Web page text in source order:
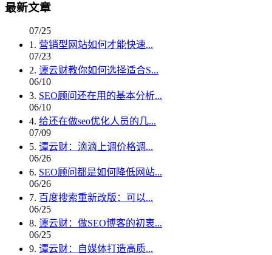
最新文章
07/25
1. 营销型网站如何才能快速...
07/23
2. 谭云财教你如何选择适合S...
06/10
3. SEO顾问还在用的基本分析...
06/10
4. 给还在做seo优化人员的几...
07/09
5. 谭云财：滴滴上调价格调...
06/26
6. SEO顾问都是如何降低网站...
06/26
7. 百度搜索重新改版：可以...
06/25
8. 谭云财：做SEO博客的初衷...
06/25
9. 谭云财：自媒体打造高质...